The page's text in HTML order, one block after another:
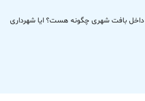
متری در مازندران داخل بافت شهری چگونه هست؟ ایا شهرداری